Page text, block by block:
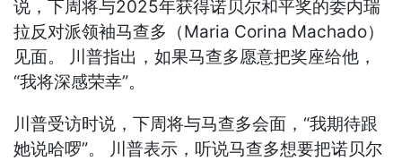
说，下周将与2025年获得诺贝尔和平奖的委内瑞
拉反对派领袖马查多（Maria Corina Machado）
见面。 川普指出，如果马查多愿意把奖座给他，
“我将深感荣幸”。
川普受访时说，下周将与马查多会面，“我期待跟
她说哈啰”。 川普表示，听说马查多想要把诺贝尔